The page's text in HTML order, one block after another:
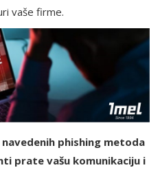
vaše firme.
phishing metoda
prate vašu komunikaciju i